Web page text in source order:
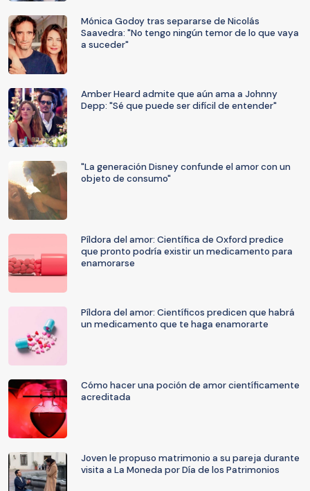
Mónica Godoy tras separarse de Nicolás
Saavedra: "No tengo ningún temor de lo que vaya
a suceder"
Amber Heard admite que aún ama a Johnny
Depp: "Sé que puede ser difícil de entender"
"La generación Disney confunde el amor con un
objeto de consumo"
Píldora del amor: Científica de Oxford predice
que pronto podría existir un medicamento para
enamorarse
Píldora del amor: Científicos predicen que habrá
un medicamento que te haga enamorarte
Cómo hacer una poción de amor científicamente
acreditada
Joven le propuso matrimonio a su pareja durante
visita a La Moneda por Día de los Patrimonios